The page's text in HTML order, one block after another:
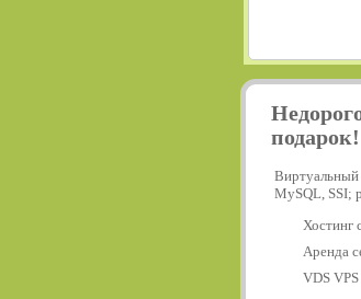
подарок!
Виртуальный
MySQL, SSI;
Хостинг
Аренда
VDS